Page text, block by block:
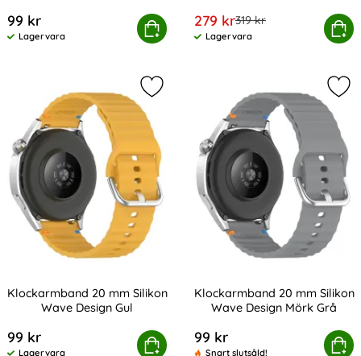
99 kr
Tillgänglighet:
Lagervara
Köp
Klockarmband 20 mm Silikon Wave Design Vit
rea pris
279 krtidigare pris
319 kr
Tillgänglighet:
Lagervara
Köp
Lyxigt Metallarmband I
Klockarmband 20 mm Silikon
Wave Design Gul
99 kr
Lagervara
Köp
Klockarmband 20 mm Silikon Wave Design Gul
Markera klockarmband 20 mm
Klockarmband 20 mm Silikon
Wave Design Mörk Grå
99 kr
Snart slutsåld!
Köp
Klockarmband 20 mm